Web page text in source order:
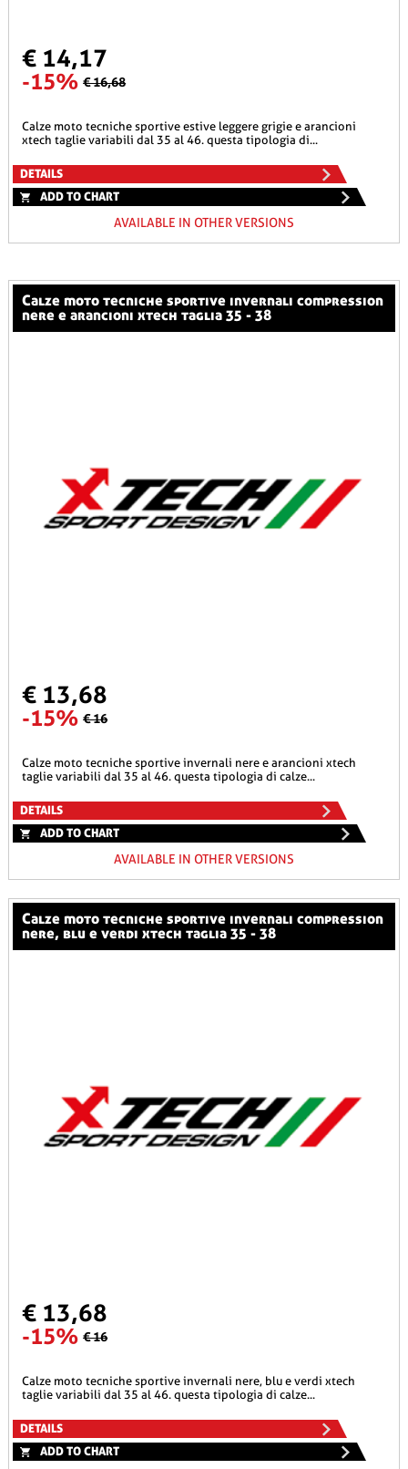
€ 14,17
-15% € 16,68
calze moto tecniche sportive estive leggere grigie e arancioni
xtech taglie variabili dal 35 al 46. questa tipologia di...
DETAILS
ADD TO CHART
AVAILABLE IN OTHER VERSIONS
calze moto tecniche sportive invernali compression
nere e arancioni xtech taglia 35 - 38
€ 13,68
-15% € 16
calze moto tecniche sportive invernali nere e arancioni xtech
taglie variabili dal 35 al 46. questa tipologia di calze...
DETAILS
ADD TO CHART
AVAILABLE IN OTHER VERSIONS
calze moto tecniche sportive invernali compression
nere, blu e verdi xtech taglia 35 - 38
€ 13,68
-15% € 16
calze moto tecniche sportive invernali nere, blu e verdi xtech
taglie variabili dal 35 al 46. questa tipologia di calze...
DETAILS
ADD TO CHART